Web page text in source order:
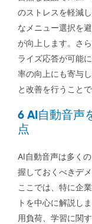
のストレスを軽減
なメニュー選択を
が向上します。さ
ライズ応答が可能
率の向上にも寄与
と改善を行うこと
6 AI自動音声
点
AI自動音声は多く
握しておくべきデ
ここでは、特に企
トを中心に解説し
用負荷、学習に関